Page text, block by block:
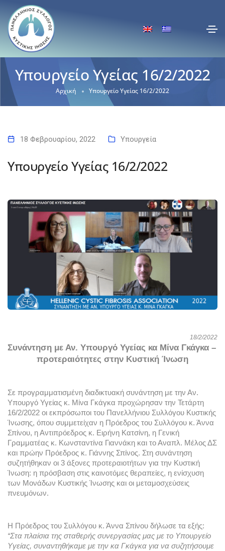
Υπουργείο Υγείας 16/2/2022
Αρχική Υπουργείο Υγείας 16/2/2022
18 Φεβρουαρίου, 2022 Υπουργεία
Υπουργείο Υγείας 16/2/2022
18/2/2022
Συνάντηση με Αν. Υπουργό Υγείας κα Μίνα Γκάγκα –
προτεραιότητες στην Κυστική Ίνωση
Σε προγραμματισμένη διαδικτυακή συνάντηση με την Αν.
Υπουργό Υγείας κ. Μίνα Γκάγκα προχώρησαν την Τετάρτη
16/2/2022 οι εκπρόσωποι του Πανελλήνιου Συλλόγου Κυστικής
Ίνωσης, όπου συμμετείχαν η Πρόεδρος του Συλλόγου κ. Άννα
Σπίνου, η Αντιπρόεδρος κ. Ειρήνη Κατσίνη, η Γενική
Γραμματέας κ. Κωνσταντίνα Γιαννάκη και το Αναπλ. Μέλος ΔΣ
και πρώην Πρόεδρος κ. Γιάννης Σπίνος. Στη συνάντηση
συζητήθηκαν οι 3 άξονες προτεραιοτήτων για την Κυστική
Ίνωση: η πρόσβαση στις καινοτόμες θεραπείες, η ενίσχυση
των Μονάδων Κυστικής Ίνωσης και οι μεταμοσχεύσεις
πνευμόνων.
Η Πρόεδρος του Συλλόγου κ. Άννα Σπίνου δήλωσε τα εξής:
“Στα πλαίσια της σταθερής συνεργασίας μας με το Υπουργείο
Υγείας, συναντηθήκαμε με την κα Γκάγκα για να συζητήσουμε